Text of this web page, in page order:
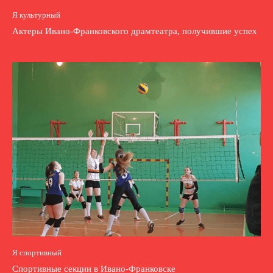
Я культурный
Актеры Ивано-Франковского драмтеатра, получившие успех
Я спортивный
Спортивные секции в Ивано-Франковске